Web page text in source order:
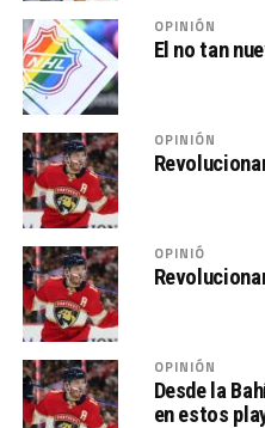
OPINIÓN
El no tan
OPINIÓN
OPINIÓ
OPINIÓN
Desde la
en estos